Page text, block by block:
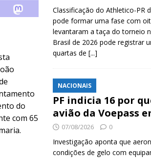
do
com 65
Classificação do Athletico-PR
pode formar uma fase com
levantaram a taça do torneio
Brasil de 2026 pode registrar
quartas de [...]
NACIONAIS
PF indicia 16 por
avião da Voepass
07/08/2026 0
Investigação aponta que
condições de gelo com